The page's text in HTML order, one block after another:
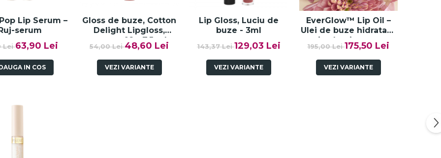
Lip Serum –
serum
Lei63,90 Lei
IN COS
Gloss de buze, Cotton
Delight Lipgloss,
nuanta 02 - 7,5 ml
54,00 Lei48,60 Lei
VEZI VARIANTE
Lip Gloss, Luciu de
buze - 3ml
143,37 Lei129,03 Lei
VEZI VARIANTE
EverGlow™ Lip Oil –
Ulei de buze hidratant
și volumizant cu
peptide, nuanta PINK
DAHLIA - 4.75 ML
195,00 Lei175,50 Lei
VEZI VARIANTE